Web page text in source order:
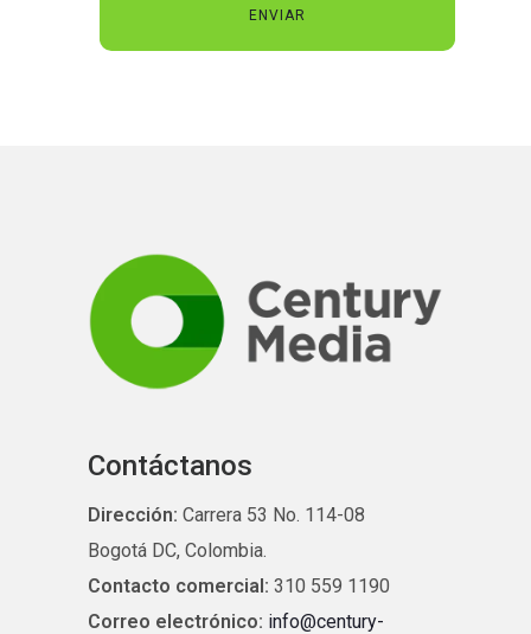
Contáctanos
Dirección: Carrera 53 No. 114-08
Bogotá DC, Colombia.
Contacto comercial: 310 559 1190
Correo electrónico: info@century-